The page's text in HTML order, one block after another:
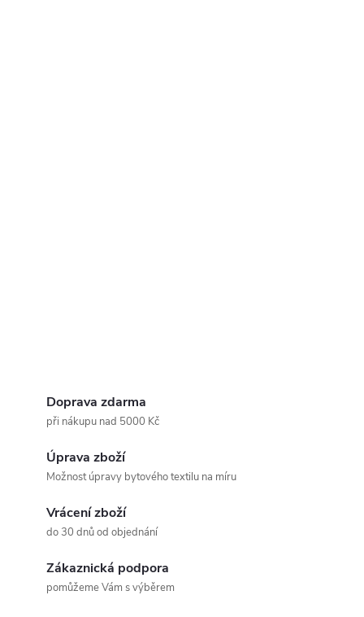
Doprava zdarma
při nákupu nad 5000 Kč
Úprava zboží
Možnost úpravy bytového textilu na míru
Vrácení zboží
do 30 dnů od objednání
Zákaznická podpora
pomůžeme Vám s výběrem